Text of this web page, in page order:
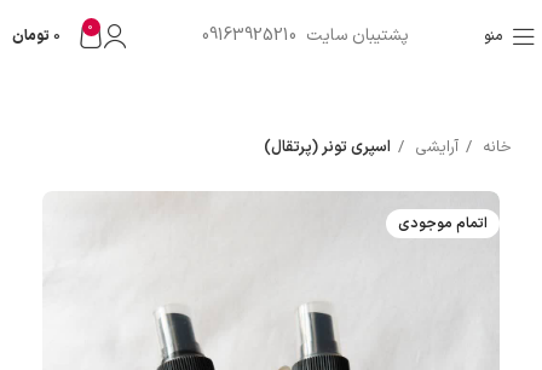
منو پشتیبان سایت 09163925210 0
0 تومان
خانه آرایشی اسپری تونر (پرتقال)
اتمام موجودی